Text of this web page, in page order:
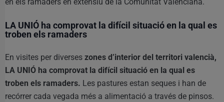
LA UNIÓ ha comprovat la difícil situació en la qual es
troben els ramaders
En visites per diverses zones d’interior del territori valencià,
LA UNIÓ ha comprovat la difícil situació en la qual es
troben els ramaders. Les pastures estan seques i han de
recórrer cada vegada més a alimentació a través de pinsos.